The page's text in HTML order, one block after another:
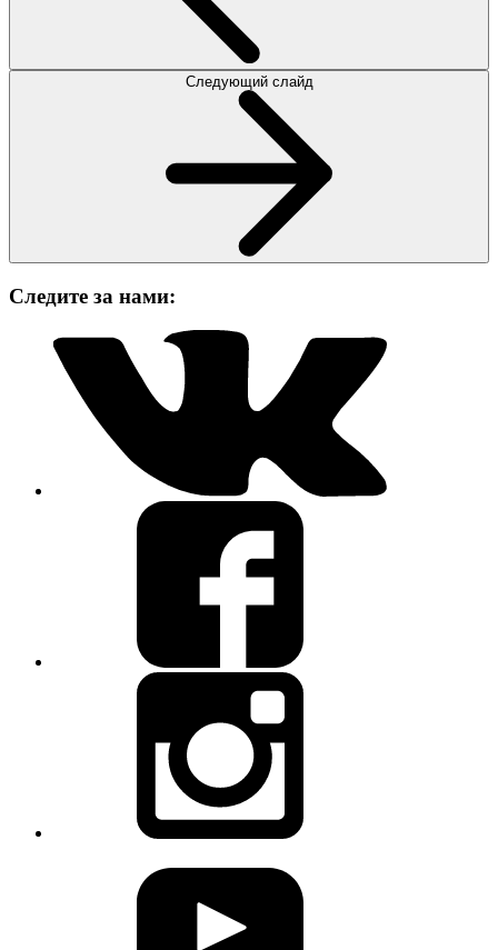
Следующий слайд
Следите за нами: